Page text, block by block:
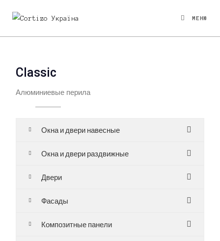
МЕНЮ
Classic
Алюминиевые перила
Окна и двери навесные
Окна и двери раздвижные
Двери
Фасады
Композитные панели